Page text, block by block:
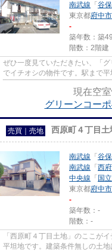
南武線 「 谷保
東京都府中市
-
築年数：築
階数：2階建
ぜひ一度見ていただきたい、「
でイチオシの物件です。駅まで
現在空
グリーンコー
売買｜売地 西原町４丁目土
南武線 「 谷保
南武線 「 西府
中央線 「 国立
東京都府中市
-
築年数：-
階数：-
「西原町４丁目土地」のここが
平坦地です。建築条件無しの土